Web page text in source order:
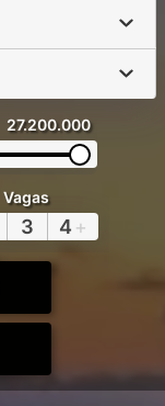
27.200.000
Vagas
3 4 +